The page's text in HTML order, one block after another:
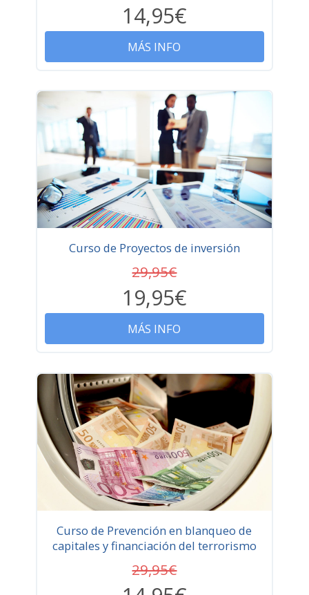
14,95€
MÁS INFO
Curso de Proyectos de inversión
29,95€
19,95€
MÁS INFO
Curso de Prevención en blanqueo de
capitales y financiación del terrorismo
29,95€